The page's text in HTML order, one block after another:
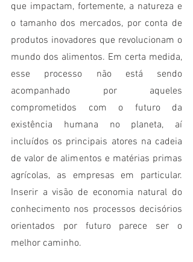
que impactam, fortemente, a natureza e
o tamanho dos mercados, por conta de
produtos inovadores que revolucionam o
mundo dos alimentos. Em certa medida,
esse processo não está sendo
acompanhado por aqueles
comprometidos com o futuro da
existência humana no planeta, aí
incluídos os principais atores na cadeia
de valor de alimentos e matérias primas
agrícolas, as empresas em particular.
Inserir a visão de economia natural do
conhecimento nos processos decisórios
orientados por futuro parece ser o
melhor caminho.